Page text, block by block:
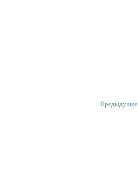
Предыдущее